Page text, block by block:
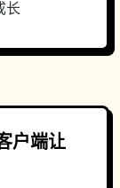
长
户端让